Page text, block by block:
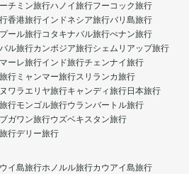
チミン旅行ハノイ旅行フーコック旅行
香港旅行インドネシア旅行バリ島旅行
ール旅行コタキナバル旅行ぺナン旅行
ル旅行カンボジア旅行シェムリアップ旅行
マーレ旅行インド旅行チェンナイ旅行
行 ミャンマー旅行スリランカ旅行
ヌワラエリヤ旅行キャンディ旅行日本旅行
行モンゴル旅行ウランバートル旅行
ガワン旅行ウズベキスタン旅行
行デリー旅行
イ島旅行ホノルル旅行カウアイ島旅行